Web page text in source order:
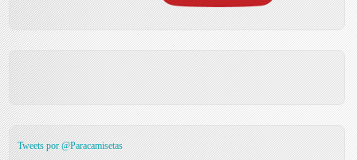
Tweets por @Paracamisetas